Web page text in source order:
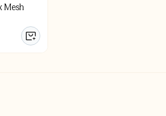
Mesh